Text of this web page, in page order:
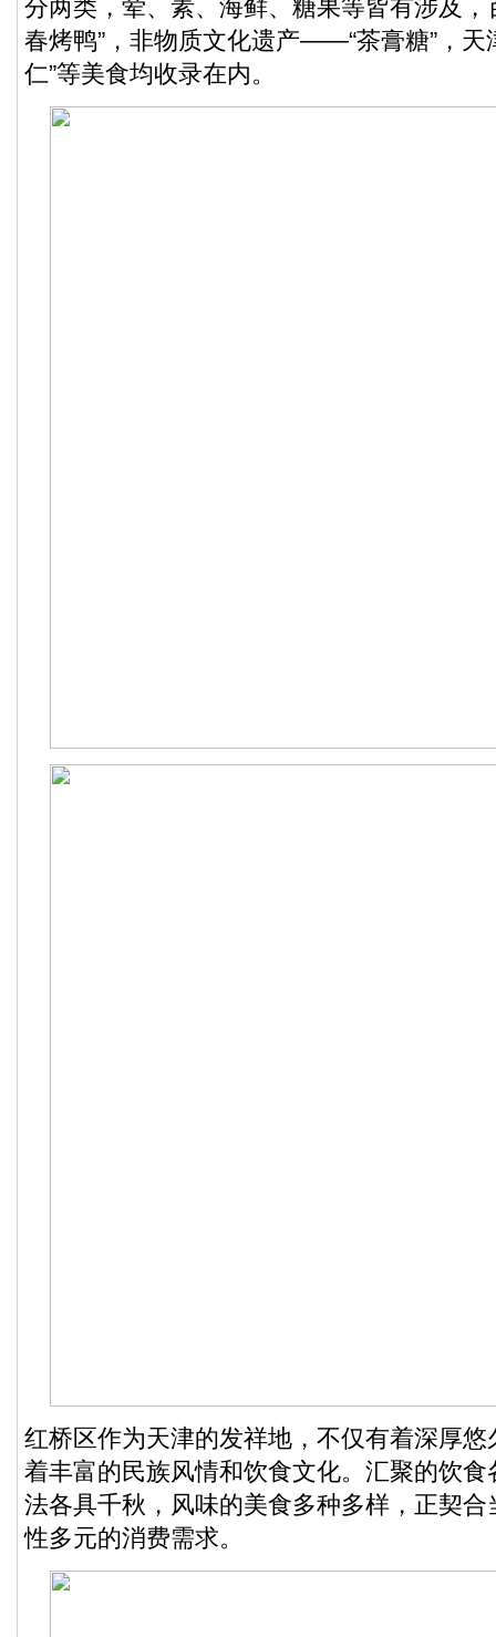
分两类，荤、素、海鲜、糖果等皆有涉及
春烤鸭”，非物质文化遗产——“茶膏糖”，
仁”等美食均收录在内。
红桥区作为天津的发祥地，不仅有着深厚
着丰富的民族风情和饮食文化。汇聚的饮
法各具千秋，风味的美食多种多样，正契
性多元的消费需求。